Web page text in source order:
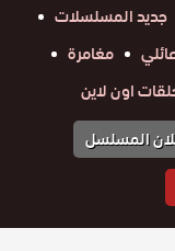
جديد المسلسلات
مغامرة
اون لاين
المسلسل